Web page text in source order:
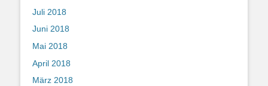
Juli 2018
Juni 2018
Mai 2018
April 2018
März 2018